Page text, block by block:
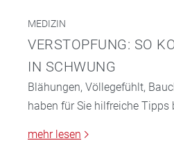
MEDIZIN
VERSTOPFUNG: SO
IN SCHWUNG
Blähungen, Völlegefühlt,
haben für Sie hilfreiche Tipps
mehr lesen